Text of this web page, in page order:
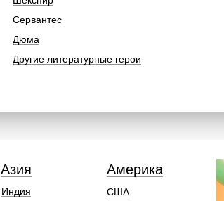
Сервантес
Дюма
Другие литературные герои
США
Америка
Индия
Азия